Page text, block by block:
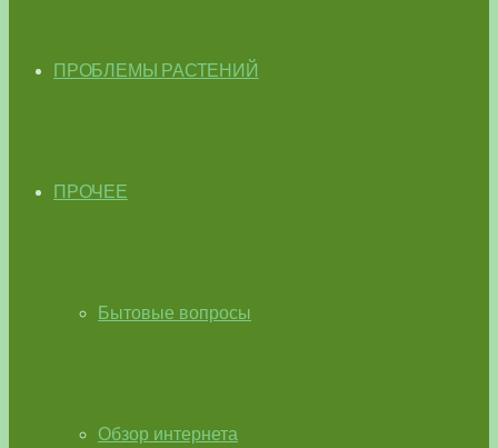
ПРОБЛЕМЫ РАСТЕНИЙ
ПРОЧЕЕ
Бытовые вопросы
Обзор интернета